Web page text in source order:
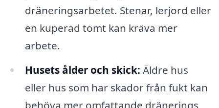
dräneringsarbetet. Stenar, lerjord eller
en kuperad tomt kan kräva mer
arbete.
Husets ålder och skick: Äldre hus
eller hus som har skador från fukt kan
behöva mer omfattande dränerings